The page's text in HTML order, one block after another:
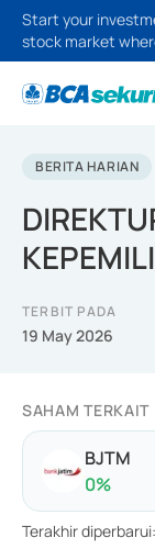
Start your
stock market
BERITA HARIAN
TERBIT PADA
19 May 2026
SAHAM TERKAIT
BJTM
0%
Terakhir diperbarui: